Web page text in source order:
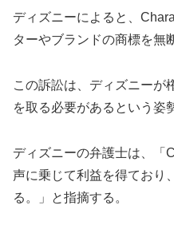
ディズニーによると、
ターやブランドの商標を無
この訴訟は、ディズニーが
を取る必要があるという姿
ディズニーの弁護士は、「
声に乗じて利益を得ており
る。」と指摘する。